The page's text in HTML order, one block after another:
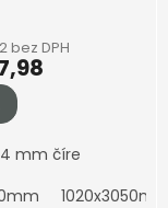
bez DPH
4 mm číre